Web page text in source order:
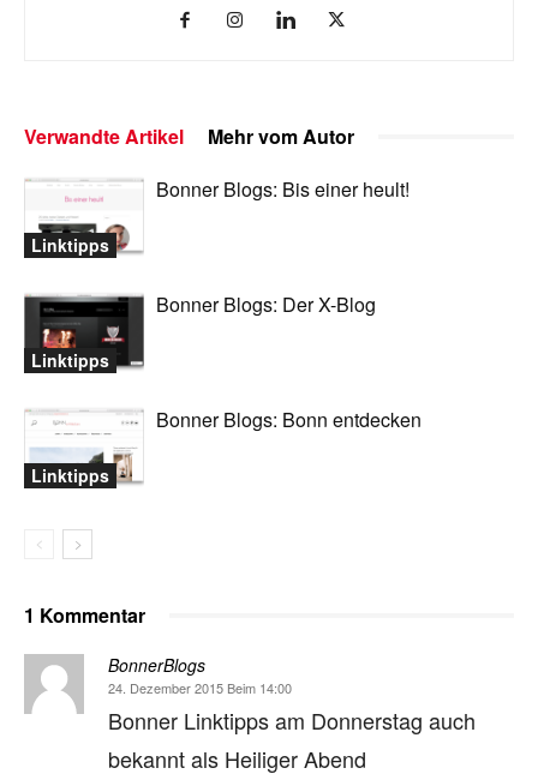
Verwandte Artikel Mehr vom Autor
Linktipps
Bonner Blogs: Bis einer heult!
Linktipps
Bonner Blogs: Der X-Blog
Linktipps
Bonner Blogs: Bonn entdecken
1 Kommentar
BonnerBlogs
24. Dezember 2015 Beim 14:00
Bonner Linktipps am Donnerstag auch
bekannt als Heiliger Abend